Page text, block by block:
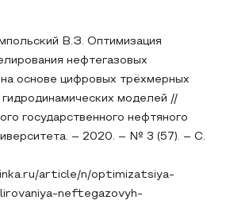
В.З. Оптимизация
нефтегазовых
основе цифровых трёхмерных
гидродинамических моделей //
государственного нефтяного
– 2020. – № 3 (57). – С.
article/n/optimizatsiya-
neftegazovyh-